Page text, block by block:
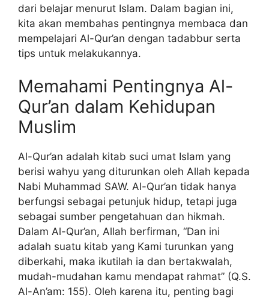
dari belajar menurut Islam. Dalam bagian ini,
kita akan membahas pentingnya membaca dan
mempelajari Al-Qur’an dengan tadabbur serta
tips untuk melakukannya.
Memahami Pentingnya Al-
Qur’an dalam Kehidupan
Muslim
Al-Qur’an adalah kitab suci umat Islam yang
berisi wahyu yang diturunkan oleh Allah kepada
Nabi Muhammad SAW. Al-Qur’an tidak hanya
berfungsi sebagai petunjuk hidup, tetapi juga
sebagai sumber pengetahuan dan hikmah.
Dalam Al-Qur’an, Allah berfirman, “Dan ini
adalah suatu kitab yang Kami turunkan yang
diberkahi, maka ikutilah ia dan bertakwalah,
mudah-mudahan kamu mendapat rahmat” (Q.S.
Al-An’am: 155). Oleh karena itu, penting bagi